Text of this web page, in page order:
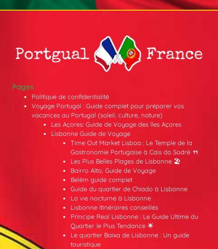
Pages
Politique de confidentialité
Voyage Portugal : Guide complet pour préparer vos
vacances au Portugal (soleil, culture, nature)
Les Açores: Guide de Voyage des îles Açores
Lisbonne Guide de Voyage
Time Out Market Lisboa : Le Temple de la
Gastronomie Portugaise à Cais do Sodré 🍴
Les Plus Belles Plages de Lisbonne 🏖️
Bairro Alto, Guide de Voyage
Belém guide complet
Guide du quartier de Chiado à Lisbonne
La vie nocturne à Lisbonne
Lisbonne Itinéraires conseillés
Príncipe Real Lisbonne : Le Guide Ultime du
Quartier le Plus Tendance 🌟
Le quartier Baixa de Lisbonne : Un guide
touristique